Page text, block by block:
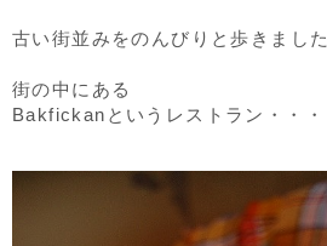
古い街並みをのんびりと歩きました
街の中にある
Bakfickanというレストラン・・・